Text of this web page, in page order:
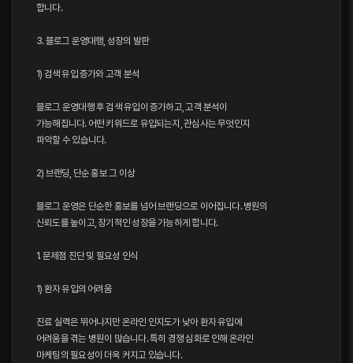
합니다.
3. 블로그 운영대행, 성장의 발판
1) 검색 유입 증가와 고객 분석
블로그 운영대행 후 검색 유입이 증가하고, 고객 분석이
가능해집니다. 어떤 키워드로 유입되는지, 관심사는 무엇인지
파악할 수 있습니다.
2) 브랜딩, 단순 홍보 그 이상
블로그 운영은 단순한 홍보를 넘어 브랜딩으로 이어집니다. 병원의
신뢰도를 높이고, 장기적인 성장을 가능하게 합니다.
1. 문제점 진단 및 필요성 인식
1) 환자 유입의 어려움
진료 실력은 뛰어나지만 온라인 인지도가 낮아 환자 유입에
어려움을 겪는 병원이 많습니다. 특히 경쟁 심화로 인해 온라인
마케팅의 필요성이 더욱 커지고 있습니다.